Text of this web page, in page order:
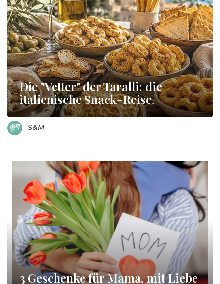
Die "Vetter" der Taralli: die
italienische Snack-Reise.
S&M
3 Geschenke für Mama, mit Liebe